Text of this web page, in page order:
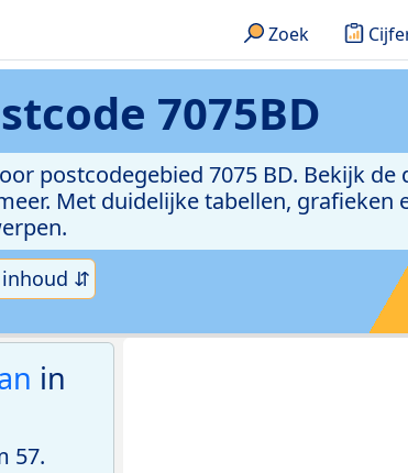
Zoek
7075BD
postcodegebied 7075 BD. Bekijk de
Met duidelijke tabellen, grafieken
inhoud ⇵
in
57.